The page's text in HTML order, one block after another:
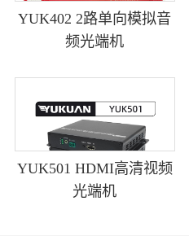
YUK402 2路单向模拟音
频光端机
YUK501 HDMI高清视频
光端机